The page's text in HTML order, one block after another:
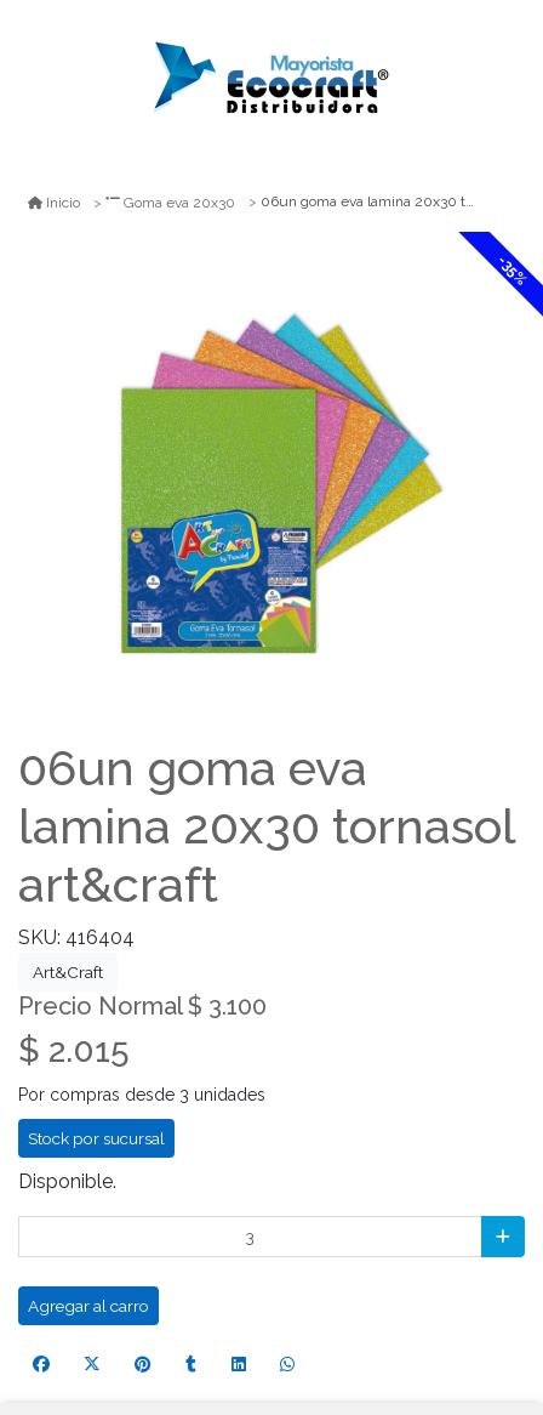
Inicio Goma eva 20x30 06un goma eva lamina 20x30 tornasol art&craft
-35%
06un goma eva
lamina 20x30 tornasol
art&craft
SKU: 416404
Art&Craft
Precio Normal $ 3.100
$ 2.015
Por compras desde 3 unidades
Stock por sucursal
Disponible.
Agregar al carro